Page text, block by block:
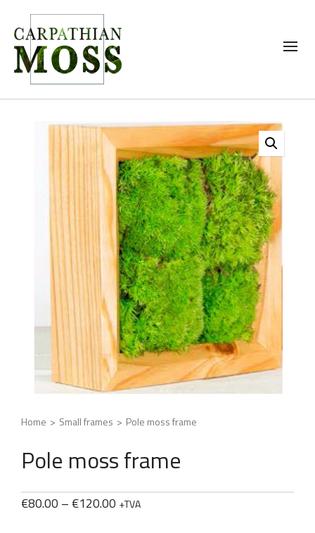
Home > Small frames > Pole moss frame
Pole moss frame
€80.00 – €120.00 +TVA